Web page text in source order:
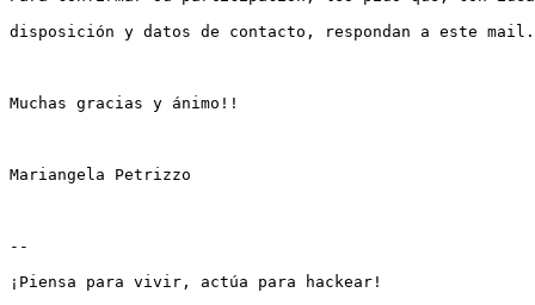
disposición y datos de contacto, respondan a este mail.
Muchas gracias y ánimo!!
Mariangela Petrizzo
--
¡Piensa para vivir, actúa para hackear!